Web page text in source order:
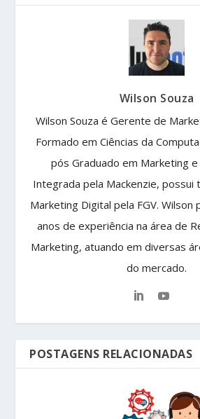
Wilson Souza
Wilson Souza é Gerente de
Formado em Ciências da
pós Graduado em Marketing e
Integrada pela Mackenzie, possui
Marketing Digital pela FGV. Wilson
anos de experiência na área de
Marketing, atuando em diversas
do mercado.
POSTAGENS RELACIONADAS